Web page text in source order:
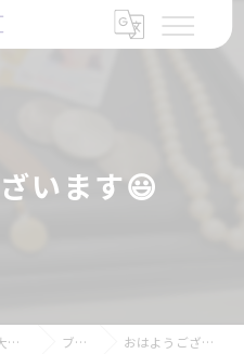
います😃
奈良県生駒市のお買取なら買取大吉 生駒北大和店 ブログ おはようございます😃